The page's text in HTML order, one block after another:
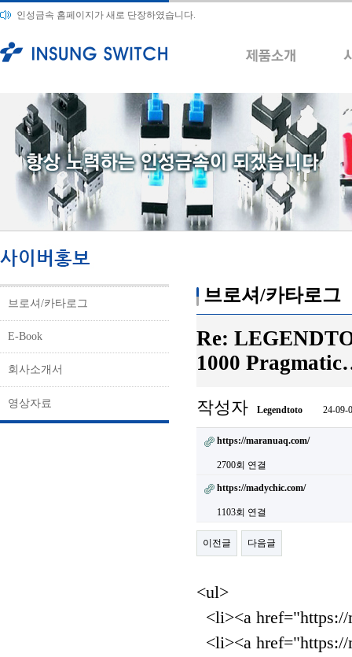
인성금속 홈페이지가 새로 단장하였습니다.
브로셔/카타로그
E-Book
회사소개서
영상자료
브로셔/카타로그
Re:
1000
작성자 Legendtoto 24-09-
https://maranuaq.com/
2700회 연결
https://madychic.com/
1103회 연결
이전글 다음글
<ul>
<li><a
<li><a